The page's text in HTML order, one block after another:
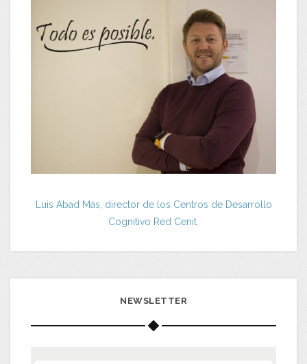
Luis Abad Más, director de los Centros de Desarrollo
Cognitivo Red Cenit.
NEWSLETTER